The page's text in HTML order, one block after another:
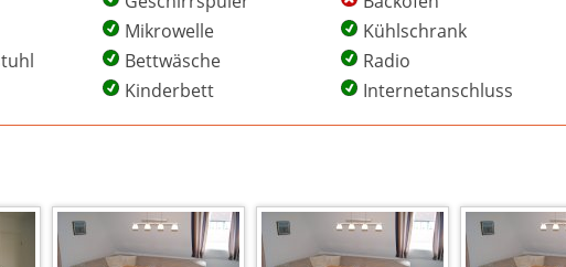
Mikrowelle
Bettwäsche
Kinderbett
Kühlschrank
Radio
Internetanschluss